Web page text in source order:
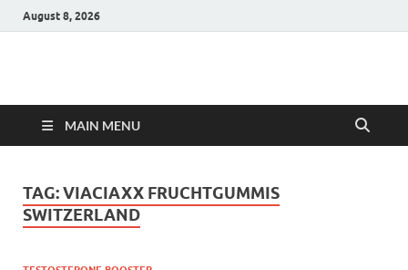
August 8, 2026
Hulk Supplements
MAIN MENU
TAG:VIACIAXX FRUCHTGUMMIS
SWITZERLAND